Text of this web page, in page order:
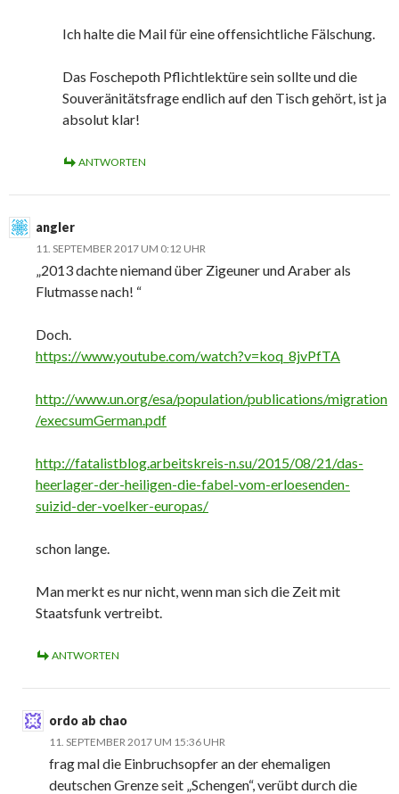
Ich halte die Mail für eine offensichtliche Fälschung.
Das Foschepoth Pflichtlektüre sein sollte und die
Souveränitätsfrage endlich auf den Tisch gehört, ist ja
absolut klar!
ANTWORTEN
angler
11. SEPTEMBER 2017 UM 0:12 UHR
„2013 dachte niemand über Zigeuner und Araber als
Flutmasse nach! “
Doch.
https://www.youtube.com/watch?v=koq_8jvPfTA
http://www.un.org/esa/population/publications/migration
/execsumGerman.pdf
http://fatalistblog.arbeitskreis-n.su/2015/08/21/das-
heerlager-der-heiligen-die-fabel-vom-erloesenden-
suizid-der-voelker-europas/
schon lange.
Man merkt es nur nicht, wenn man sich die Zeit mit
Staatsfunk vertreibt.
ANTWORTEN
ordo ab chao
11. SEPTEMBER 2017 UM 15:36 UHR
frag mal die Einbruchsopfer an der ehemaligen
deutschen Grenze seit „Schengen“, verübt durch die